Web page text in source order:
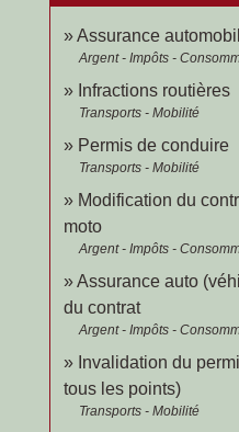
Assurance
Argent - Impôts -
Infractions routières
Transports - Mobilité
Permis de conduire
Transports - Mobilité
Modification du
moto
Argent - Impôts -
Assurance auto
du contrat
Argent - Impôts -
Invalidation du
tous les points)
Transports - Mobilité